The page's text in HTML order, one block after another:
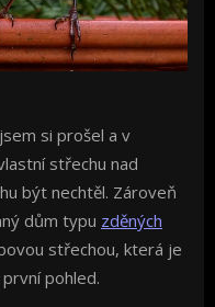
si prošel a v
střechu nad
být nechtěl. Zároveň
dům typu zděných
střechou, která je
pohled.